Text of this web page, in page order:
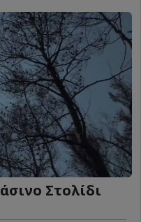
Στολίδι